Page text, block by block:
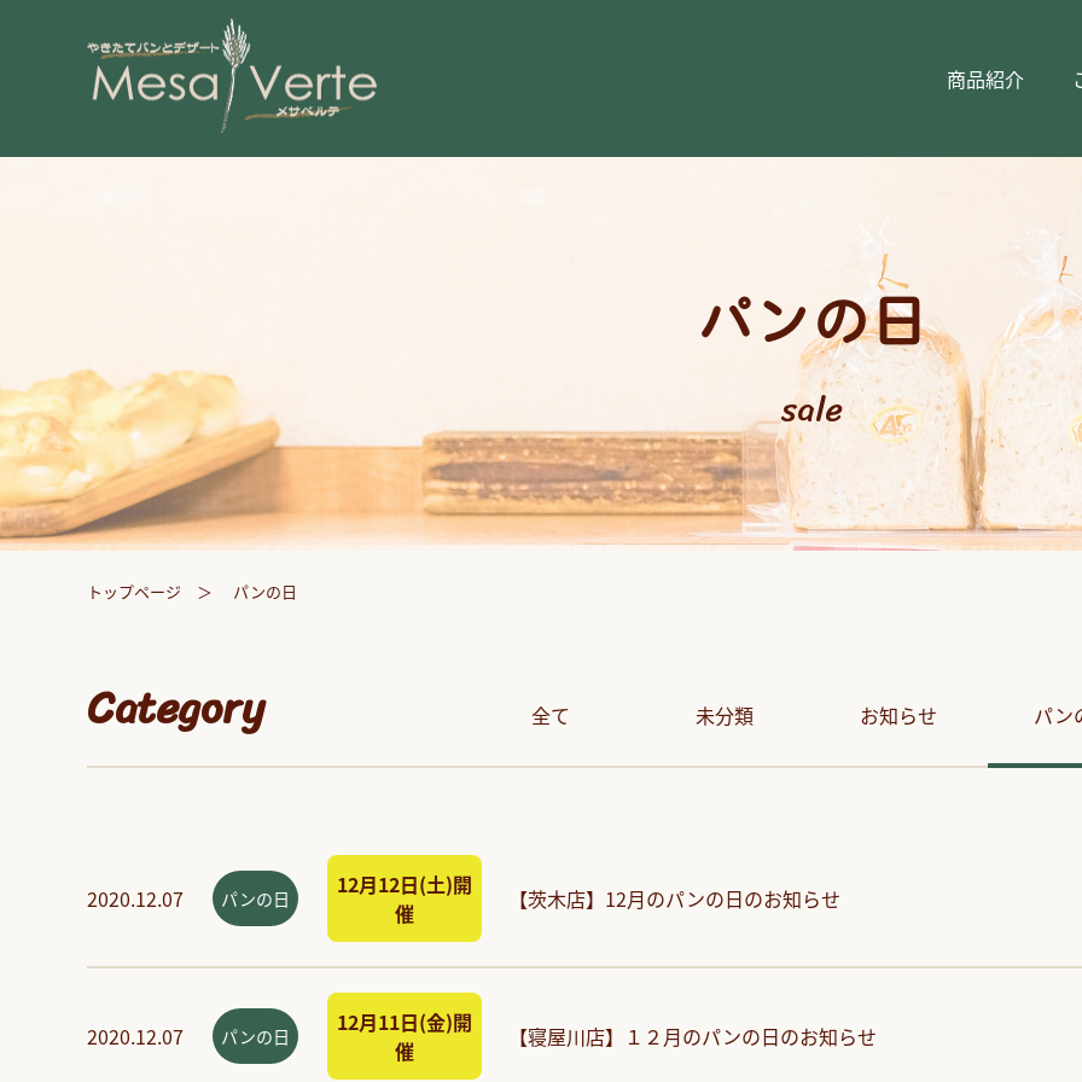
商品紹介
パンの日
sale
トップページ パンの日
Category 全て 未分類 お知らせ パン
2020.12.07 パンの日
12月12日(土)開
催
【茨木店】12月のパンの日のお知らせ
2020.12.07 パンの日
12月11日(金)開
催
【寝屋川店】１２月のパンの日のお知らせ